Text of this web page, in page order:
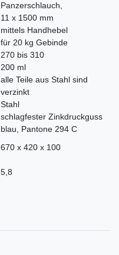
Panzerschlauch,
11 x 1500 mm
mittels Handhebel
für 20 kg Gebinde
270 bis 310
200 ml
alle Teile aus Stahl sind
verzinkt
Stahl
schlagfester Zinkdruckguss
blau, Pantone 294 C
670 x 420 x 100
5,8